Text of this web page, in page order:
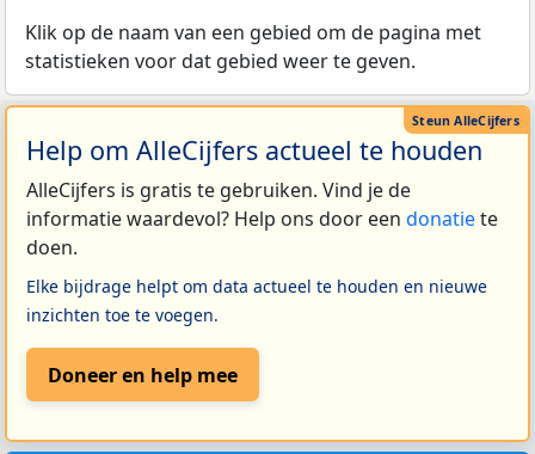
Klik op de naam van een gebied om de pagina met
statistieken voor dat gebied weer te geven.
Help om AlleCijfers actueel te houden
AlleCijfers is gratis te gebruiken. Vind je de
informatie waardevol? Help ons door een donatiete
doen.
Elke bijdrage helpt om data actueel te houden en nieuwe
inzichten toe te voegen.
Doneer en help mee